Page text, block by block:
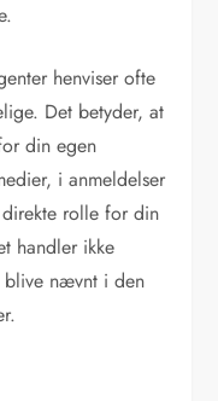
henviser ofte
Det betyder, at
din egen
i anmeldelser
rolle for din
handler ikke
blive nævnt i den